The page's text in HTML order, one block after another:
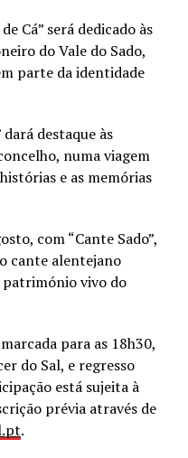
Cá” será dedicado às
do Vale do Sado,
parte da identidade
dará destaque às
numa viagem
e as memórias
com “Cante Sado”,
cante alentejano
vivo do
para as 18h30,
do Sal, e regresso
está sujeita à
prévia através de
pt.